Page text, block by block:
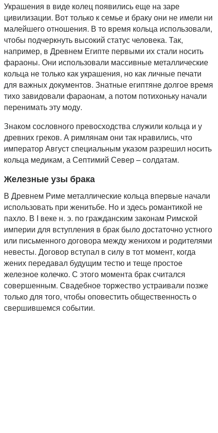
Украшения в виде колец появились еще на заре
цивилизации. Вот только к семье и браку они не имели ни
малейшего отношения. В то время кольца использовали,
чтобы подчеркнуть высокий статус человека. Так,
например, в Древнем Египте первыми их стали носить
фараоны. Они использовали массивные металлические
кольца не только как украшения, но как личные печати
для важных документов. Знатные египтяне долгое время
тихо завидовали фараонам, а потом потихоньку начали
перенимать эту моду.
Знаком сословного превосходства служили кольца и у
древних греков. А римлянам они так нравились, что
император Август специальным указом разрешил носить
кольца медикам, а Септимий Север – солдатам.
Железные узы брака
В Древнем Риме металлические кольца впервые начали
использовать при женитьбе. Но и здесь романтикой не
пахло. В I веке н. э. по гражданским законам Римской
империи для вступления в брак было достаточно устного
или письменного договора между женихом и родителями
невесты. Договор вступал в силу в тот момент, когда
жених передавал будущим тестю и теще простое
железное колечко. С этого момента брак считался
совершенным. Свадебное торжество устраивали позже
только для того, чтобы оповестить общественность о
свершившемся событии.